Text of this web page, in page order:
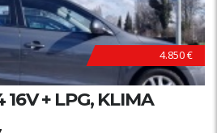
4.850 €
16V + LPG, KLIMA